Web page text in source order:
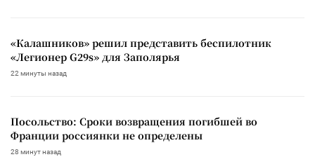
«Калашников» решил представить беспилотник
«Легионер G29s» для Заполярья
22 минуты назад
Посольство: Сроки возвращения погибшей во
Франции россиянки не определены
28 минут назад